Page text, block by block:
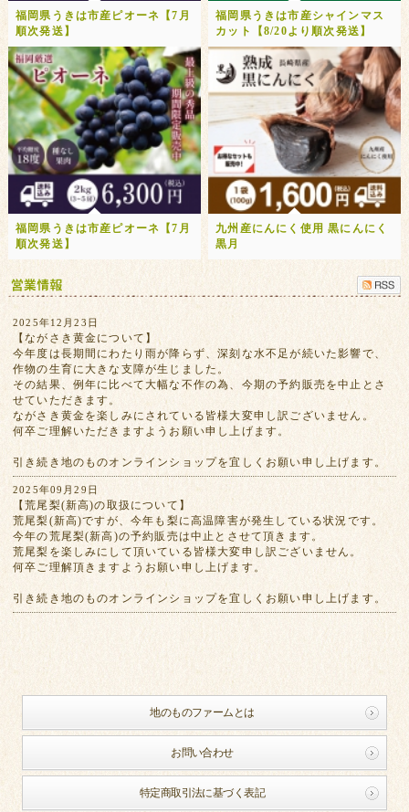
福岡県うきは市産ピオーネ【7月
順次発送】
福岡県うきは市産シャインマス
カット【8/20より順次発送】
福岡県うきは市産ピオーネ【7月
順次発送】
九州産にんにく使用 黒にんにく
黒月
2025年12月23日
【ながさき黄金について】
今年度は長期間にわたり雨が降らず、深刻な水不足が続いた影響で、
作物の生育に大きな支障が生じました。
その結果、例年に比べて大幅な不作の為、今期の予約販売を中止とさ
せていただきます。
ながさき黄金を楽しみにされている皆様大変申し訳ございません。
何卒ご理解いただきますようお願い申し上げます。
引き続き地のものオンラインショップを宜しくお願い申し上げます。
2025年09月29日
【荒尾梨(新高)の取扱について】
荒尾梨(新高)ですが、今年も梨に高温障害が発生している状況です。
今年の荒尾梨(新高)の予約販売は中止とさせて頂きます。
荒尾梨を楽しみにして頂いている皆様大変申し訳ございません。
何卒ご理解頂きますようお願い申し上げます。
引き続き地のものオンラインショップを宜しくお願い申し上げます。
地のものファームとは
お問い合わせ
特定商取引法に基づく表記